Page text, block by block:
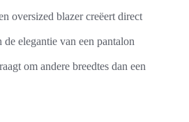
oversized blazer creëert direct
elegantie van een pantalon
om andere breedtes dan een